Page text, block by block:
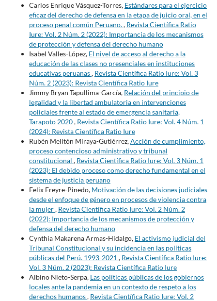
Carlos Enrique Vásquez-Torres, Estándares para el ejercicio
eficaz del derecho de defensa en la etapa de juicio oral, en el
proceso penal común Peruano., Revista Científica Ratio
Iure: Vol. 2 Núm. 2 (2022): Importancia de los mecanismos
de protección y defensa del derecho humano
Isabel Valles-López, El nivel de acceso al derecho a la
educación de las clases no presenciales en instituciones
educativas peruanas, Revista Científica Ratio Iure: Vol. 3
Núm. 2 (2023): Revista Científica Ratio Iure
Jimmy Bryan Tapullima-García, Relación del principio de
legalidad y la libertad ambulatoria en intervenciones
policiales frente al estado de emergencia sanitaria,
Tarapoto 2020, Revista Científica Ratio Iure: Vol. 4 Núm. 1
(2024): Revista Científica Ratio Iure
Rubén Melitón Miraya-Gutiérrez,Acción de cumplimiento,
proceso contencioso administrativo y tribunal
constitucional , Revista Científica Ratio Iure: Vol. 3 Núm. 1
(2023): El debido proceso como derecho fundamental en el
sistema de justicia peruano
Felix Freyre-Pinedo, Motivación de las decisiones judiciales
desde el enfoque de género en procesos de violencia contra
la mujer, Revista Científica Ratio Iure: Vol. 2 Núm. 2
(2022): Importancia de los mecanismos de protección y
defensa del derecho humano
Cynthia Makarena Armas-Hidalgo, El activismo judicial del
Tribunal Constitucional y su incidencia en las políticas
públicas del Perú. 1993-2021 , Revista Científica Ratio Iure:
Vol. 3 Núm. 2 (2023): Revista Científica Ratio Iure
Albino Nieto-Serpa, Las políticas públicas de los gobiernos
locales ante la pandemia en un contexto de respeto a los
derechos humanos, Revista Científica Ratio Iure: Vol. 2